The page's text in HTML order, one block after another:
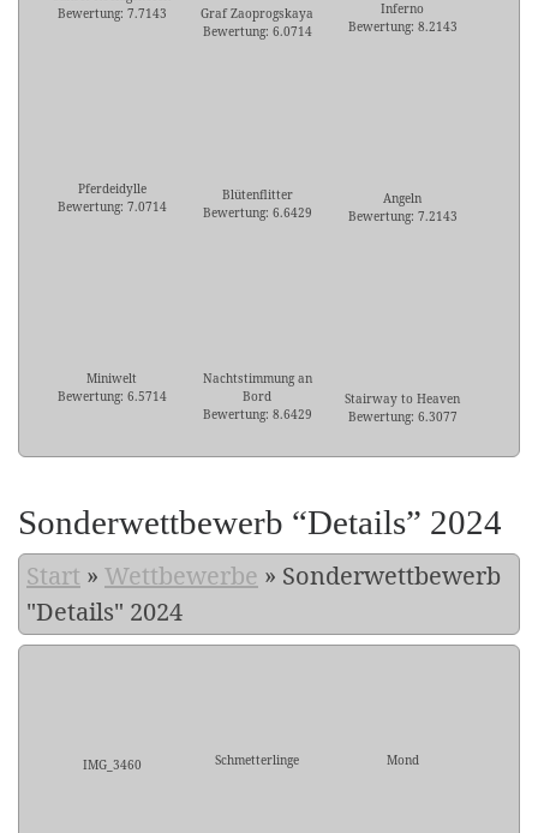
Bewertung: 7.7143
Graf Zaoprogskaya
Bewertung: 6.0714
Inferno
Bewertung: 8.2143
Pferdeidylle
Bewertung: 7.0714
Blütenflitter
Bewertung: 6.6429
Angeln
Bewertung: 7.2143
Miniwelt
Bewertung: 6.5714
Nachtstimmung an
Bord
Bewertung: 8.6429
Stairway to Heaven
Bewertung: 6.3077
Sonderwettbewerb “Details” 2024
Start » Wettbewerbe » Sonderwettbewerb
"Details" 2024
IMG_3460 Schmetterlinge Mond